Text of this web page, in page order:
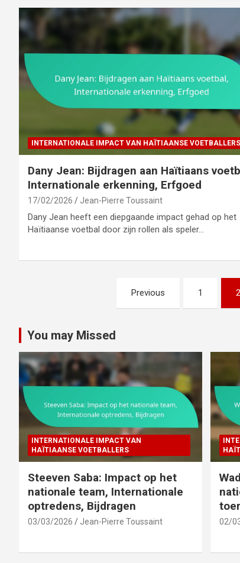
INTERNATIONALE IMPACT VAN HAÏTIAANSE VOETBALLERS
Dany Jean: Bijdragen aan Haïtiaans
Internationale erkenning, Erfgoed
17/02/2026 Jean-Pierre Toussaint
Dany Jean heeft een diepgaande impact gehad op het
Haïtiaanse voetbal door zijn rollen als speler…
Previous 1 2
You may Missed
INTERNATIONALE IMPACT VAN
HAÏTIAANSE VOETBALLERS
Steeven Saba: Impact op het
nationale team, Internationale
optredens, Bijdragen
03/03/2026 Jean-Pierre Toussaint 02/